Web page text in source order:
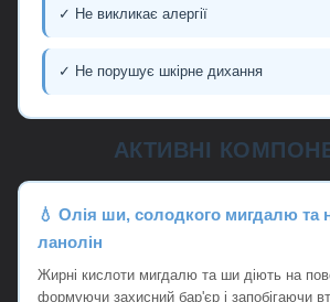
✓ Не викликає алергії
✓ Не порушує шкірне дихання
АКТИВНІ
💧 Олія ши, солодкого мигдалю та
ланолін
Жирні кислоти мигдалю та ши діють на
формуючи захисний бар'єр і запобігаючи